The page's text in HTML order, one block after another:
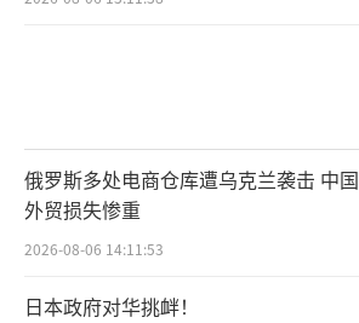
俄罗斯多处电商仓库遭乌克兰袭击 中国
外贸损失惨重
2026-08-06 14:11:53
日本政府对华挑衅！